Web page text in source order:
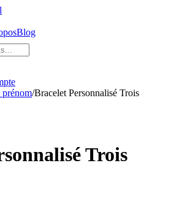
Blog
prénom/Bracelet Personnalisé Trois
Trois